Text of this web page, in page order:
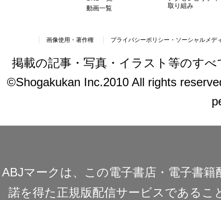
動画一覧
取り組み
画像使用・著作権 プライバシーポリシー・ソーシャルメデ
掲載の記事・写真・イラスト等のす
©Shogakukan Inc.2010 All rights
ABJマークは、この電子書店・電子書
諾を得た正規版配信サービスであるこ